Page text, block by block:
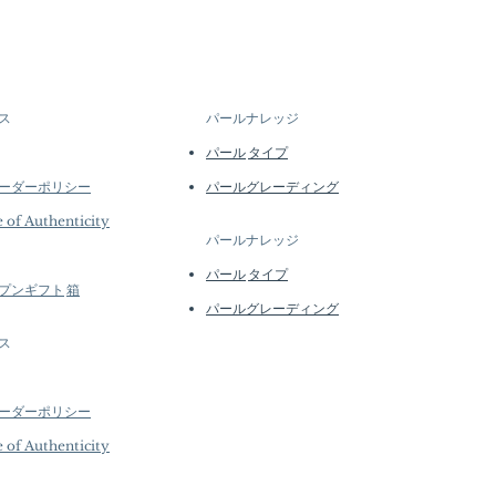
Turquoise, 0.57 ct SI
Gold
ダーポリシー
of Authenticity
ンギフト 箱
ダーポリシー
of Authenticity
パールナレッジ
パール タイプ
パールグレーディング
パールナレッジ
パール タイプ
パールグレーディング